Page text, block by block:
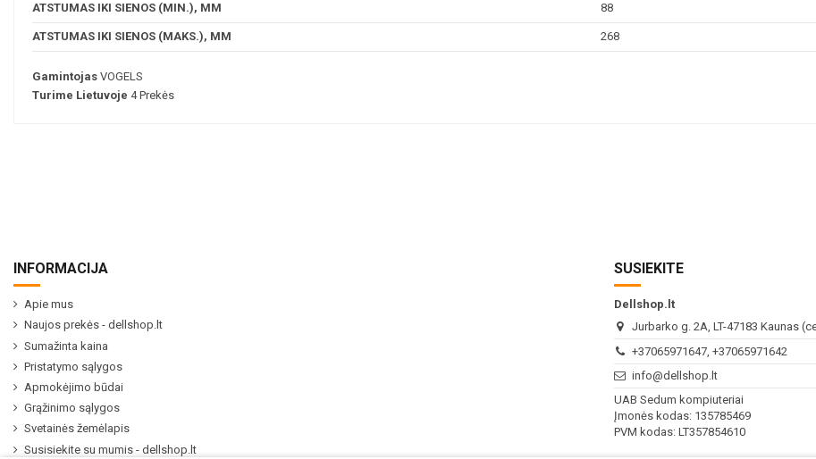
ATSTUMAS IKI SIENOS (MIN.), MM 88
ATSTUMAS IKI SIENOS (MAKS.), MM 268
Gamintojas VOGELS
Turime Lietuvoje 4 Prekės
INFORMACIJA
Apie mus
Naujos prekės - dellshop.lt
Sumažinta kaina
Pristatymo sąlygos
Apmokėjimo būdai
Grąžinimo sąlygos
Svetainės žemėlapis
Susisiekite su mumis - dellshop.lt
SUSIEKITE
Dellshop.lt
Jurbarko g. 2A, LT-47183 Kaunas
+37065971647, +37065971642
info@dellshop.lt
UAB Sedum kompiuteriai
Įmonės kodas: 135785469
PVM kodas: LT357854610